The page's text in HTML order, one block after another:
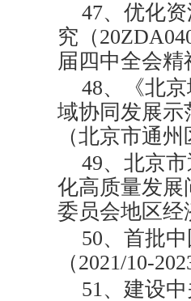
47、优化
究（
届四中全会
48、《北
域协同发展示
（北京市通
49、北京
化高质量发展
委员会地区经
50、首批
（2021/10-
51、建设